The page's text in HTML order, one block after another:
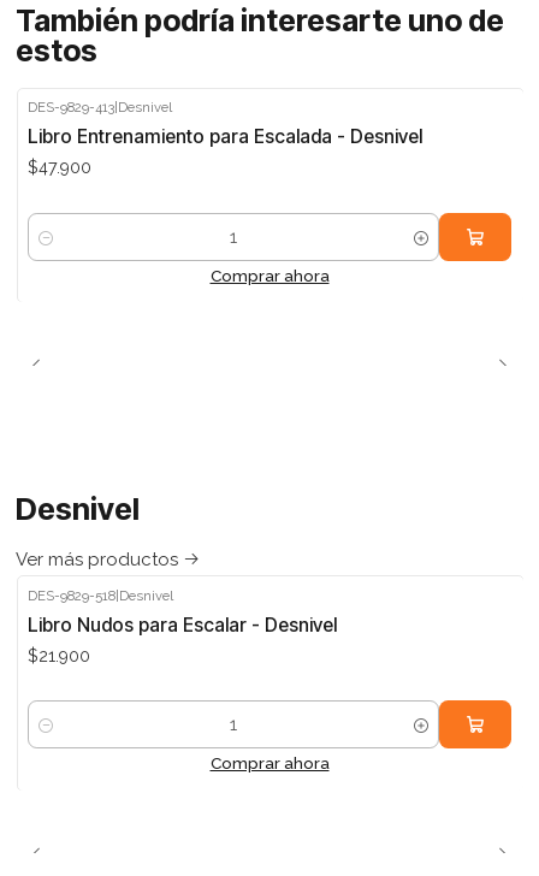
También podría interesarte uno de
estos
DES-9829-413 Desnivel
Libro Entrenamiento para Escalada - Desnivel
$47.900
Cantidad
Comprar ahora
Desnivel
Ver más productos
DES-9829-518|Desnivel
Libro Nudos para Escalar - Desnivel
$21.900
Cantidad
Comprar ahora